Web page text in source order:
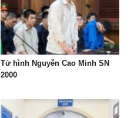
Tử hình Nguyễn Cao Minh SN
2000